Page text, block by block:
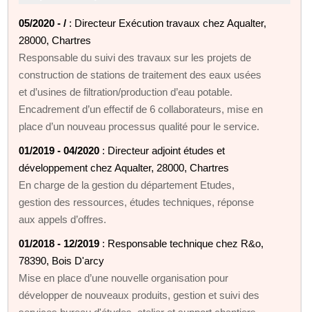
05/2020 - / : Directeur Exécution travaux chez Aqualter,
28000, Chartres
Responsable du suivi des travaux sur les projets de
construction de stations de traitement des eaux usées
et d’usines de filtration/production d’eau potable.
Encadrement d’un effectif de 6 collaborateurs, mise en
place d’un nouveau processus qualité pour le service.
01/2019 - 04/2020 : Directeur adjoint études et
développement chez Aqualter, 28000, Chartres
En charge de la gestion du département Etudes,
gestion des ressources, études techniques, réponse
aux appels d’offres.
01/2018 - 12/2019 : Responsable technique chez R&o,
78390, Bois D'arcy
Mise en place d’une nouvelle organisation pour
développer de nouveaux produits, gestion et suivi des